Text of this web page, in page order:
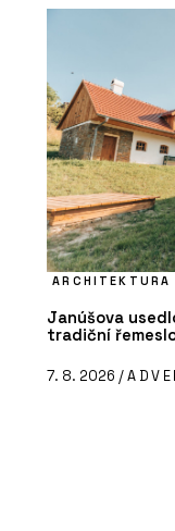
ARCHITEKTURA
Janúšova
tradiční
7. 8. 2026 /